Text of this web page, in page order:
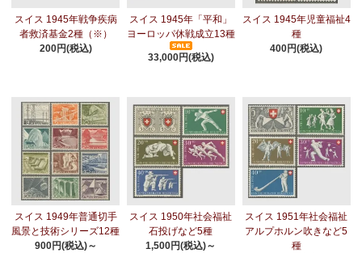
スイス 1945年戦争疾病
者救済基金2種（※）
200円(税込)
スイス 1945年「平和」
ヨーロッパ休戦成立13種
33,000円(税込)
スイス 1945年児童福祉4
種
400円(税込)
スイス 1949年普通切手
風景と技術シリーズ12種
900円(税込)～
スイス 1950年社会福祉
石投げなど5種
1,500円(税込)～
スイス 1951年社会福祉
アルプホルン吹きなど5
種